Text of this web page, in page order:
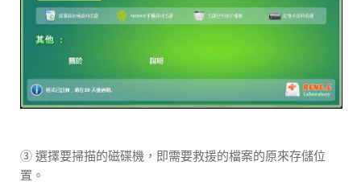
③ 選擇要掃描的磁碟機，即需要救援的檔案的原來存儲位
置。